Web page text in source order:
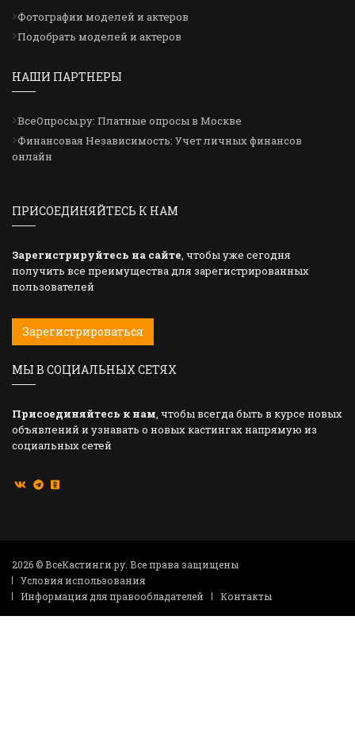
Фотографии моделей и актеров
Подобрать моделей и актеров
НАШИ ПАРТНЕРЫ
ВсеОпросы.ру: Платные опросы в Москве
Финансовая Независимость: Учет личных финансов
онлайн
ПРИСОЕДИНЯЙТЕСЬ К НАМ
Зарегистрируйтесь на сайте , чтобы уже сегодня
получить все преимущества для зарегистрированных
пользователей
Зарегистрироваться
МЫ В СОЦИАЛЬНЫХ СЕТЯХ
Присоединяйтесь к нам , чтобы всегда быть в курсе новых
объявлений и узнавать о новых кастингах напрямую из
социальных сетей
2026 © ВсеКастинги.ру. Все права защищены
Условия использования
Информация для правообладателей
Контакты